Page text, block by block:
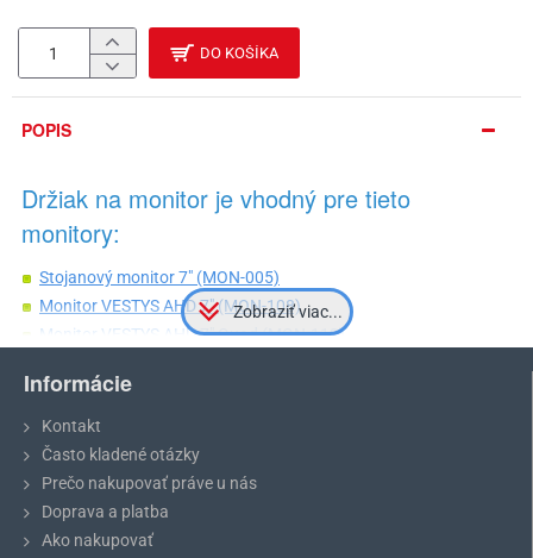
DO KOŠÍKA
POPIS
Držiak na monitor je vhodný pre tieto
monitory:
Stojanový monitor 7″ (MON-005)
Monitor VESTYS AHD 7″ (MON-108)
Monitor VESTYS AHD 7″ Quad (MON-112)
Monitor VESTYS AHD 9″ Quad (MON-110)
Bezdrôtový set AHD + Monitor 5″ / 7″ / 9″ (WS-001)
Stojan na monitor do auta s prísavkou je možné uchytiť o čelné
sklo, alebo iný hladký a rovný povrch. Monitor je na stojane možné
vertikálne a horizontálne natáčať.
Informácie
Kontakt
Často kladené otázky
Prečo nakupovať práve u nás
Doprava a platba
Ako nakupovať